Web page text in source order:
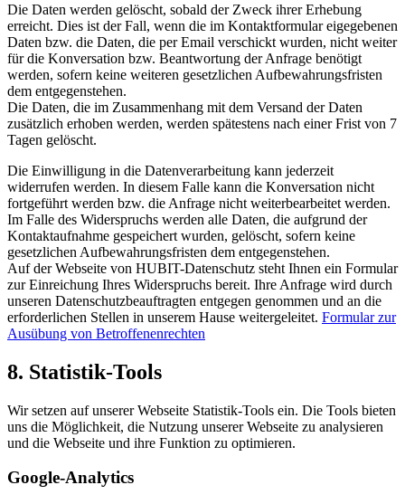
Die Daten werden gelöscht, sobald der Zweck ihrer Erhebung
erreicht. Dies ist der Fall, wenn die im Kontaktformular eigegebenen
Daten bzw. die Daten, die per Email verschickt wurden, nicht weiter
für die Konversation bzw. Beantwortung der Anfrage benötigt
werden, sofern keine weiteren gesetzlichen Aufbewahrungsfristen
dem entgegenstehen.
Die Daten, die im Zusammenhang mit dem Versand der Daten
zusätzlich erhoben werden, werden spätestens nach einer Frist von 7
Tagen gelöscht.
Die Einwilligung in die Datenverarbeitung kann jederzeit
widerrufen werden. In diesem Falle kann die Konversation nicht
fortgeführt werden bzw. die Anfrage nicht weiterbearbeitet werden.
Im Falle des Widerspruchs werden alle Daten, die aufgrund der
Kontaktaufnahme gespeichert wurden, gelöscht, sofern keine
gesetzlichen Aufbewahrungsfristen dem entgegenstehen.
Auf der Webseite von HUBIT-Datenschutz steht Ihnen ein Formular
zur Einreichung Ihres Widerspruchs bereit. Ihre Anfrage wird durch
unseren Datenschutzbeauftragten entgegen genommen und an die
erforderlichen Stellen in unserem Hause weitergeleitet. Formular zur
Ausübung von Betroffenenrechten
8. Statistik-Tools
Wir setzen auf unserer Webseite Statistik-Tools ein. Die Tools bieten
uns die Möglichkeit, die Nutzung unserer Webseite zu analysieren
und die Webseite und ihre Funktion zu optimieren.
Google-Analytics